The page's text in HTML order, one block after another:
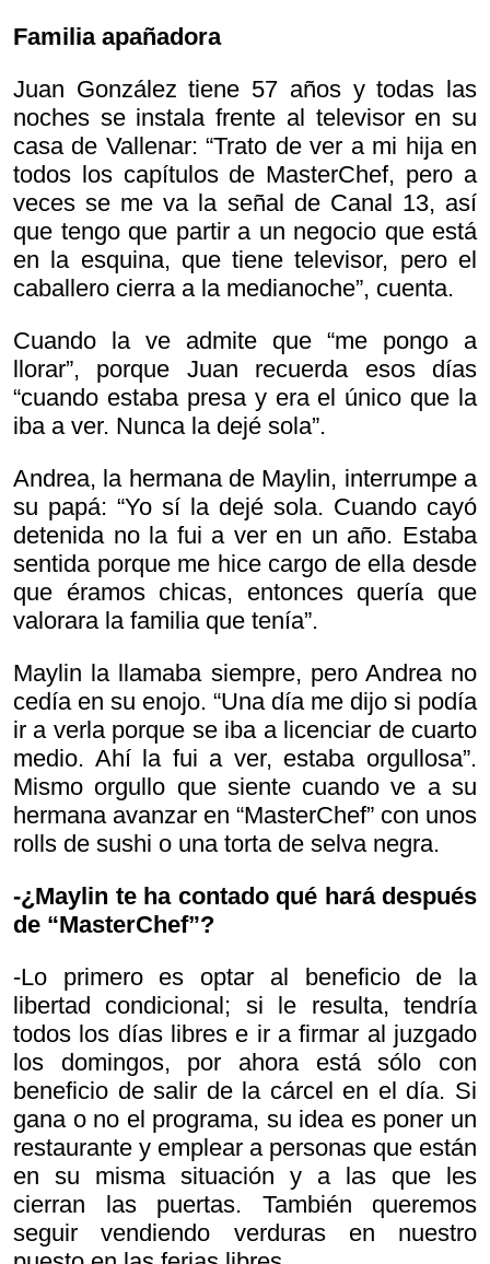
Familia apañadora
Juan González tiene 57 años y todas las
noches se instala frente al televisor en su
casa de Vallenar: “Trato de ver a mi hija en
todos los capítulos de MasterChef, pero a
veces se me va la señal de Canal 13, así
que tengo que partir a un negocio que está
en la esquina, que tiene televisor, pero el
caballero cierra a la medianoche”, cuenta.
Cuando la ve admite que “me pongo a
llorar”, porque Juan recuerda esos días
“cuando estaba presa y era el único que la
iba a ver. Nunca la dejé sola”.
Andrea, la hermana de Maylin, interrumpe a
su papá: “Yo sí la dejé sola. Cuando cayó
detenida no la fui a ver en un año. Estaba
sentida porque me hice cargo de ella desde
que éramos chicas, entonces quería que
valorara la familia que tenía”.
Maylin la llamaba siempre, pero Andrea no
cedía en su enojo. “Una día me dijo si podía
ir a verla porque se iba a licenciar de cuarto
medio. Ahí la fui a ver, estaba orgullosa”.
Mismo orgullo que siente cuando ve a su
hermana avanzar en “MasterChef” con unos
rolls de sushi o una torta de selva negra.
-¿Maylin te ha contado qué hará después
de “MasterChef”?
-Lo primero es optar al beneficio de la
libertad condicional; si le resulta, tendría
todos los días libres e ir a firmar al juzgado
los domingos, por ahora está sólo con
beneficio de salir de la cárcel en el día. Si
gana o no el programa, su idea es poner un
restaurante y emplear a personas que están
en su misma situación y a las que les
cierran las puertas. También queremos
seguir vendiendo verduras en nuestro